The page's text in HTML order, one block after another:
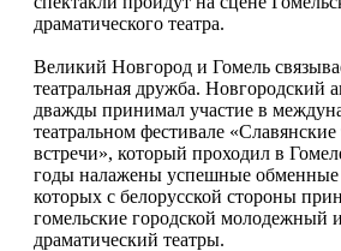
драматического театра.
Великий Новгород и Гомель
театральная дружба. Новгородский
дважды принимал участие в
театральном фестивале «Славянские
встречи», который проходил в
годы налажены успешные обменные
которых с белорусской стороны
гомельские городской молодежный
драматический театры.